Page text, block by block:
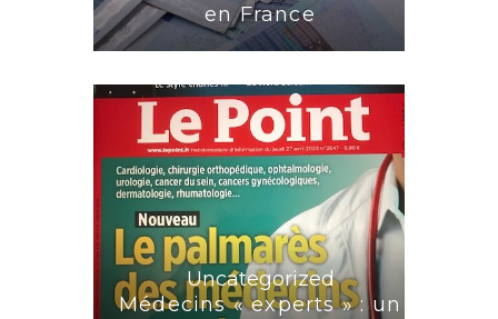
en France
Uncategorized
Médecins « experts » : un